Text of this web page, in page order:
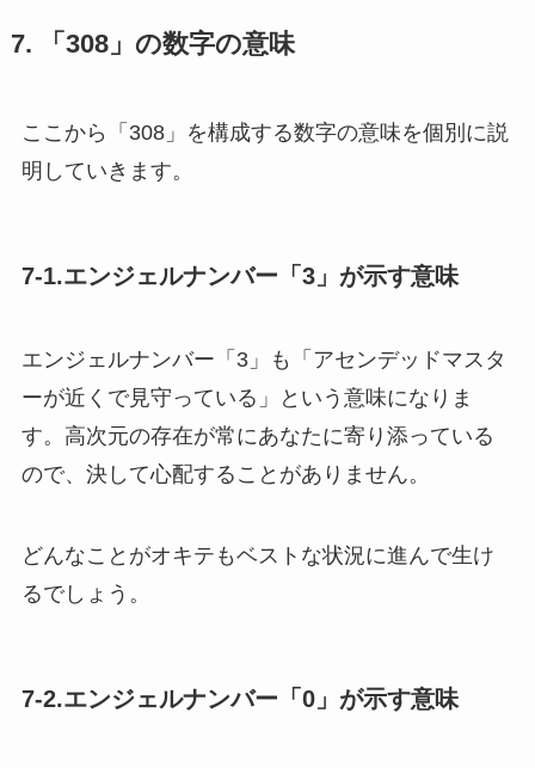
7. 「308」の数字の意味
ここから「308」を構成する数字の意味を個別に説
明していきます。
7-1.エンジェルナンバー「3」が示す意味
エンジェルナンバー「3」も「アセンデッドマスタ
ーが近くで見守っている」という意味になりま
す。高次元の存在が常にあなたに寄り添っている
ので、決して心配することがありません。
どんなことがオキテもベストな状況に進んで生け
るでしょう。
7-2.エンジェルナンバー「0」が示す意味